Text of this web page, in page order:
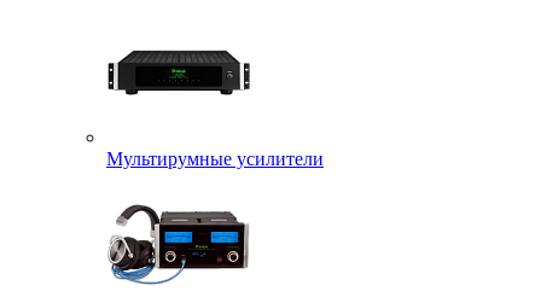
Мультирумные усилители